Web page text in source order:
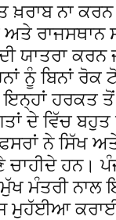
ਖ਼ਰਾਬ ਨਾ
ਰਾਜਸਥਾਨ
ਯਾਤਰਾ ਕਰਨ
ਨੂੰ ਬਿਨਾਂ
ਇਨ੍ਹਾਂ ਹਰਕਤ
ਦੇ ਵਿੱਚ
ਨੇ ਸਿੱਖ
ਹਨ।
ਮੰਤਰੀ
ਮੁਹੱਈਆ